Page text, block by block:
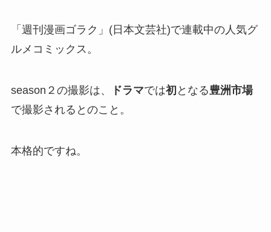
「週刊漫画ゴラク」(日本文芸社)で連載中の人気グ
ルメコミックス。
season２の撮影は、 ドラマでは初 となる豊洲市場
で撮影されるとのこと。
本格的ですね。